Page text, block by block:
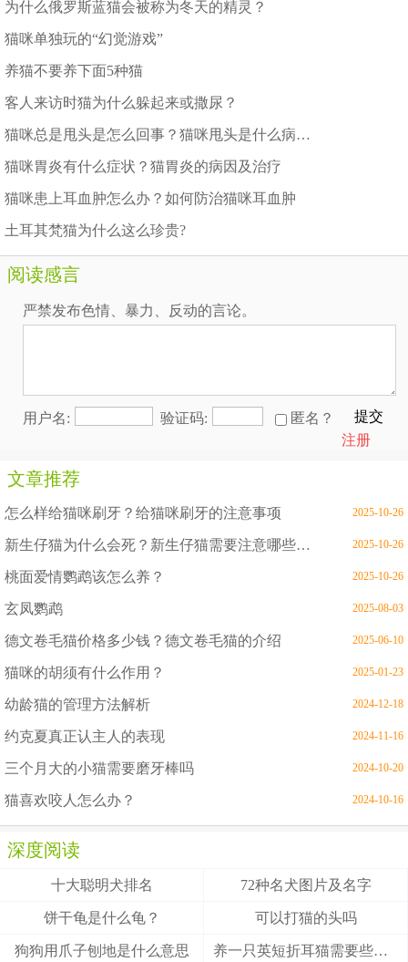
为什么俄罗斯蓝猫会被称为冬天的精灵？
猫咪单独玩的“幻觉游戏”
养猫不要养下面5种猫
客人来访时猫为什么躲起来或撒尿？
猫咪总是甩头是怎么回事？猫咪甩头是什么病的征兆
猫咪胃炎有什么症状？猫胃炎的病因及治疗
猫咪患上耳血肿怎么办？如何防治猫咪耳血肿
土耳其梵猫为什么这么珍贵?
阅读感言
严禁发布色情、暴力、反动的言论。
用户名: 验证码: 匿名？
提交
注册
文章推荐
怎么样给猫咪刷牙？给猫咪刷牙的注意事项 2025-10-26
新生仔猫为什么会死？新生仔猫需要注意哪些问题 2025-10-26
桃面爱情鹦鹉该怎么养？ 2025-10-26
玄凤鹦鹉 2025-08-03
德文卷毛猫价格多少钱？德文卷毛猫的介绍 2025-06-10
猫咪的胡须有什么作用？ 2025-01-23
幼龄猫的管理方法解析 2024-12-18
约克夏真正认主人的表现 2024-11-16
三个月大的小猫需要磨牙棒吗 2024-10-20
猫喜欢咬人怎么办？ 2024-10-16
深度阅读
十大聪明犬排名 72种名犬图片及名字
饼干龟是什么龟？ 可以打猫的头吗
狗狗用爪子刨地是什么意思 养一只英短折耳猫需要些什么